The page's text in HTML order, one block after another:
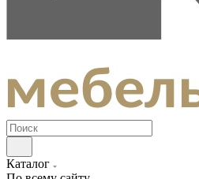
Каталог